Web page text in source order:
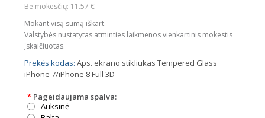
Be mokesčių: 11.57 €
Mokant visą sumą iškart.
Valstybės nustatytas atminties laikmenos vienkartinis mokestis
įskaičiuotas.
Prekės kodas: Aps. ekrano stikliukas Tempered Glass
iPhone 7/iPhone 8 Full 3D
* Pageidaujama spalva:
Auksinė